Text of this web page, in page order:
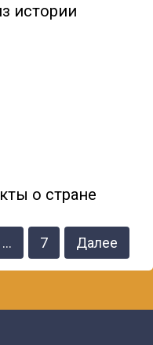
истории
о стране
… 7 Далее